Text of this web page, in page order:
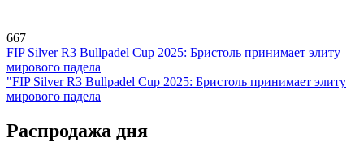
667
FIP Silver R3 Bullpadel Cup 2025: Бристоль принимает элиту
мирового падела
"FIP Silver R3 Bullpadel Cup 2025: Бристоль принимает элиту
мирового падела
Распродажа дня